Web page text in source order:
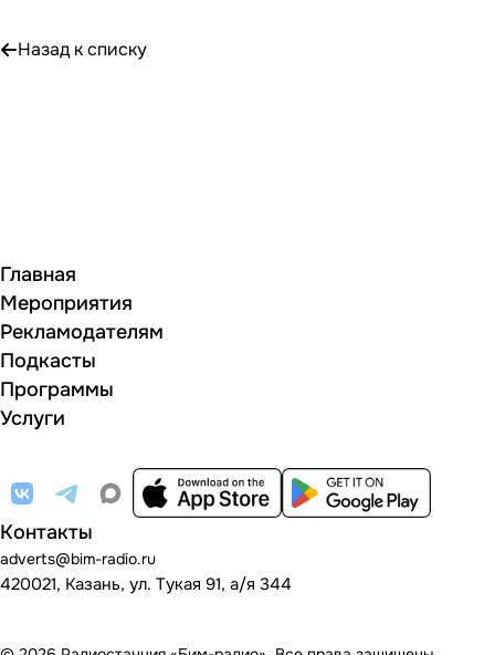
Назад к списку
Главная
Мероприятия
Рекламодателям
Подкасты
Программы
Услуги
Контакты
adverts@bim-radio.ru
420021, Казань, ул. Тукая 91, а/я 344